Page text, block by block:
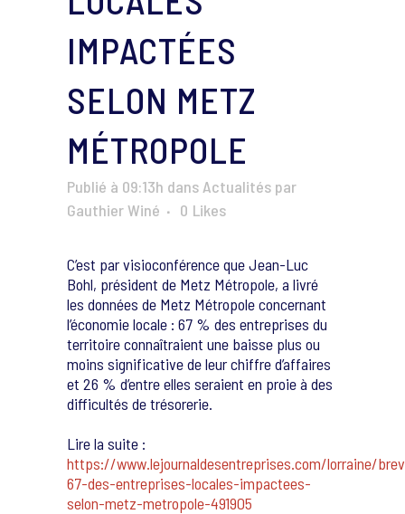
IMPACTÉES
SELON METZ
MÉTROPOLE
Publié à 09:13h dans Actualités par
Gauthier Winé
0 Likes
C’est par visioconférence que Jean-Luc
Bohl, président de Metz Métropole, a livré
les données de Metz Métropole concernant
l’économie locale : 67 % des entreprises du
territoire connaîtraient une baisse plus ou
moins significative de leur chiffre d’affaires
et 26 % d’entre elles seraient en proie à des
difficultés de trésorerie.
Lire la suite :
https://www.lejournaldesentreprises.com/lorraine/
67-des-entreprises-locales-impactees-
selon-metz-metropole-491905